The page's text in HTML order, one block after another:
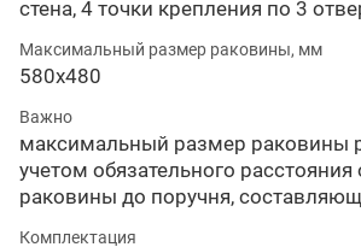
стена, 4 точки крепления по 3
Максимальный размер раковины, мм
580х480
Важно
максимальный размер раковины
учетом обязательного расстояния
раковины до поручня,
Комплектация